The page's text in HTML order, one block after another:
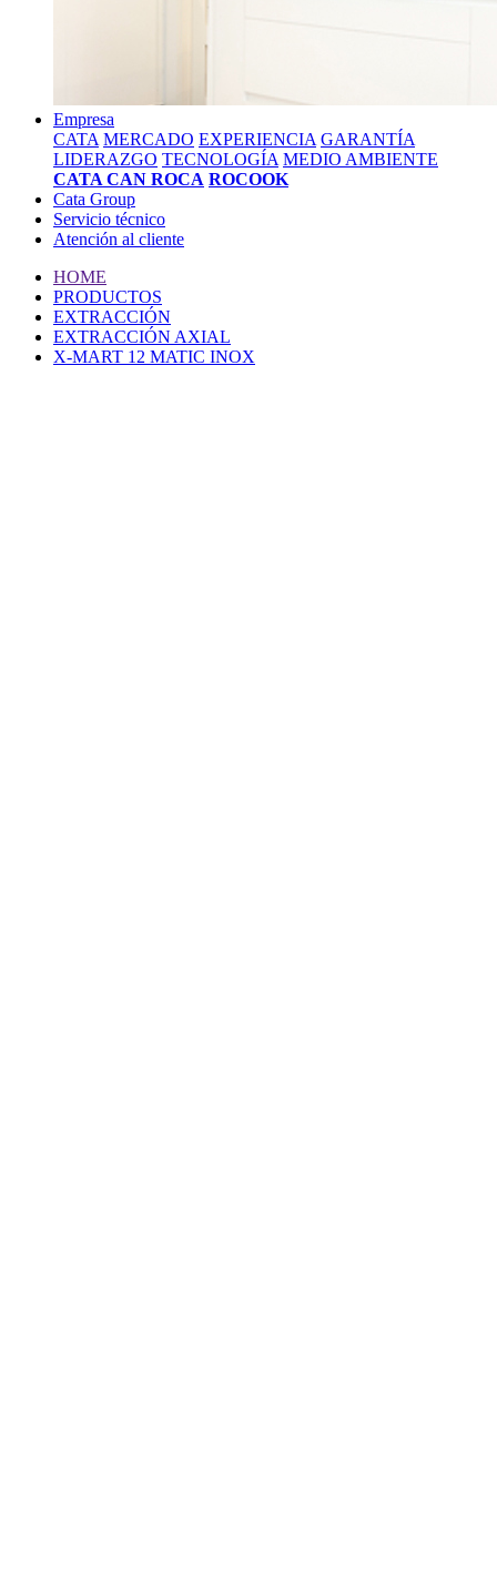
Empresa
CATA MERCADO EXPERIENCIA GARANTÍA
LIDERAZGO TECNOLOGÍA MEDIO AMBIENTE
CATA CAN ROCA ROCOOK
Cata Group
Servicio técnico
Atención al cliente
HOME
PRODUCTOS
EXTRACCIÓN
EXTRACCIÓN AXIAL
X-MART 12 MATIC INOX